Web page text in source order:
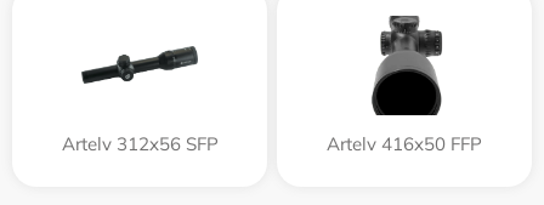
Artelv 312x56 SFP Artelv 416x50 FFP